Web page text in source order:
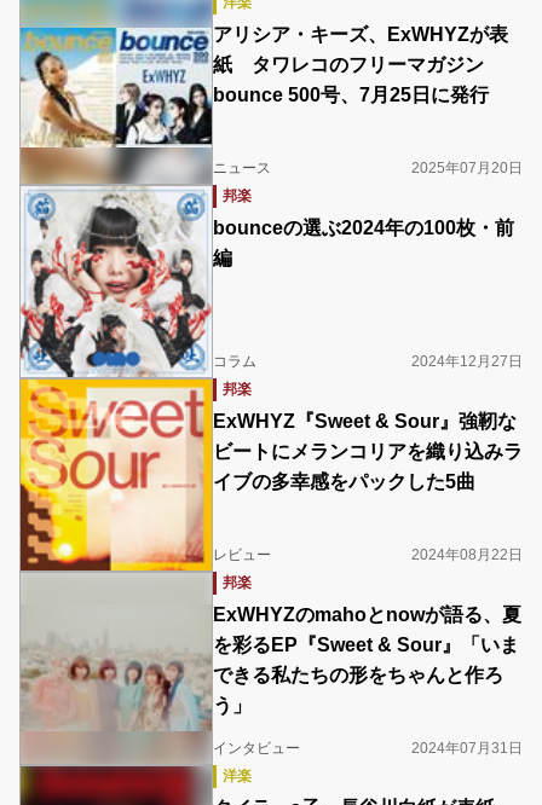
アリシア・キーズ、ExWHYZが表
紙 タワレコのフリーマガジン
bounce 500号、7月25日に発行
ニュース
2025年07月20日
邦楽
bounceの選ぶ2024年の100枚・前
編
コラム
2024年12月27日
邦楽
ExWHYZ『Sweet & Sour』強靭な
ビートにメランコリアを織り込みラ
イブの多幸感をパックした5曲
レビュー
2024年08月22日
邦楽
ExWHYZのmahoとnowが語る、夏
を彩るEP『Sweet & Sour』「いま
できる私たちの形をちゃんと作ろ
う」
インタビュー
2024年07月31日
洋楽